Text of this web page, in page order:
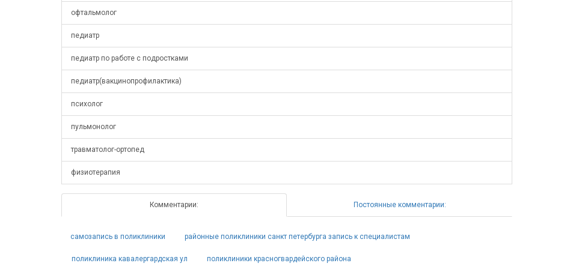
офтальмолог
педиатр
педиатр по работе с подростками
педиатр(вакцинопрофилактика)
психолог
пульмонолог
травматолог-ортопед
физиотерапия
Комментарии: Постоянные комментарии:
самозапись в поликлиники районные поликлиники санкт петербурга запись к специалистам
поликлиника кавалергардская ул поликлиники красногвардейского района